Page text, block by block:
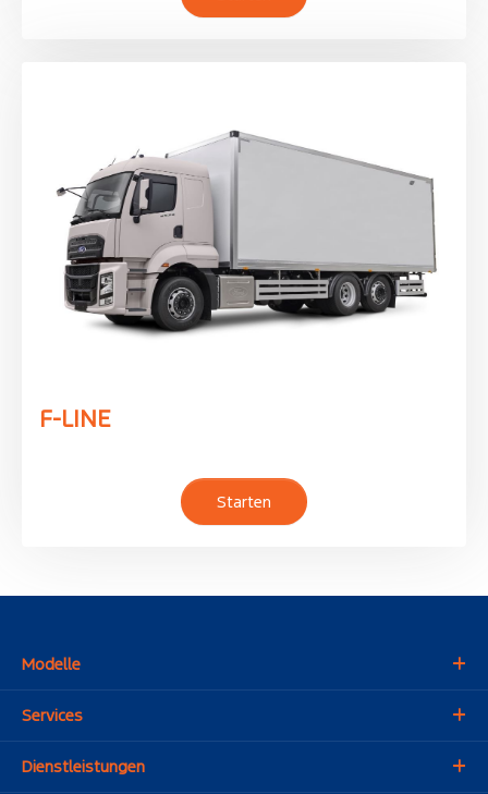
F-LINE
Starten
Modelle
Services
Dienstleistungen